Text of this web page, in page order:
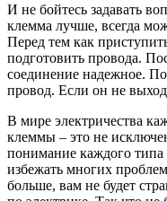
И не бойтесь задавать
клемма лучше, всегда
Перед тем как
подготовить провода.
соединение надежное.
провод. Если он не
В мире электричества
клеммы – это не
понимание каждого
избежать многих
больше, вам не будет